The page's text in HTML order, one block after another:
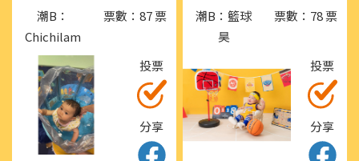
潮B：
Chichilam
票數：87 票
投票
分享
潮B：籃球
昊
票數：78 票
投票
分享